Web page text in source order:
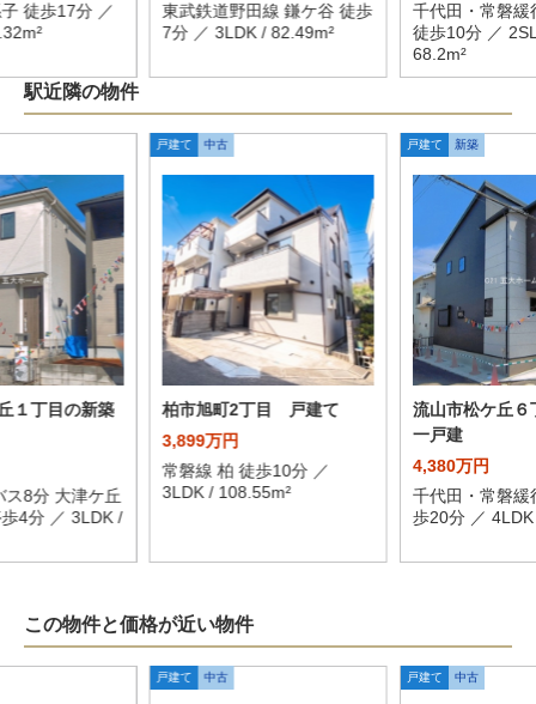
徒歩17分 ／
東武鉄道野田線 鎌ケ谷 徒歩
7分 ／ 3LDK / 82.49m²
千代田・常磐緩
徒歩10分 ／
68.2m²
駅近隣の物件
１丁目の新築
ス8分 大津ケ丘
4分 ／ 3LDK /
戸建て 中古
柏市旭町2丁目 戸建て
3,899万円
常磐線 柏 徒歩10分 ／
3LDK / 108.55m²
戸建て 新築
流山市松ケ丘６
一戸建
4,380万円
千代田・常磐緩
歩20分 ／
この物件と価格が近い物件
戸建て 中古 戸建て 中古